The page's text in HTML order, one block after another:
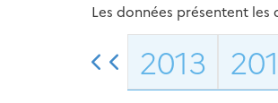
Les données présentent les
2013